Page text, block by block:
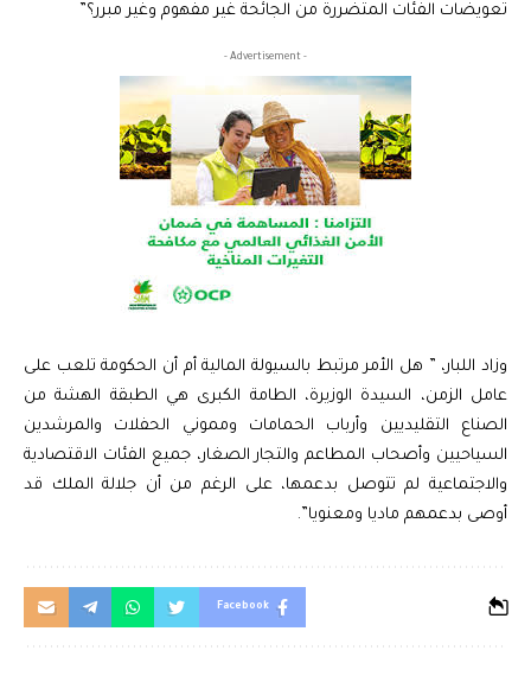
تعويضات الفئات المتضررة من الجائحة غير مفهوم وغير مبرر؟”
- Advertisement -
وزاد اللبار، ” هل الأمر مرتبط بالسيولة المالية أم أن الحكومة تلعب على
عامل الزمن، السيدة الوزيرة، الطامة الكبرى هي الطبقة الهشة من
الصناع التقليديين وأرباب الحمامات ومموني الحفلات والمرشدين
السياحيين وأصحاب المطاعم والتجار الصغار، جميع الفئات الاقتصادية
والاجتماعية لم تتوصل بدعمها، على الرغم من أن جلالة الملك قد
أوصى بدعمهم ماديا ومعنويا”.
Facebook